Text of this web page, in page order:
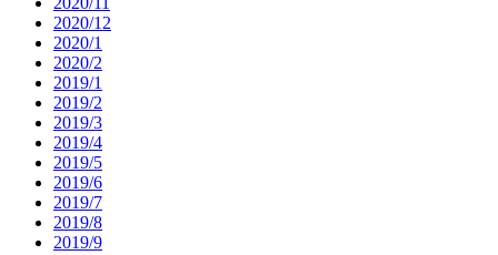
2020/12
2020/1
2020/2
2019/1
2019/2
2019/3
2019/4
2019/5
2019/6
2019/7
2019/8
2019/9